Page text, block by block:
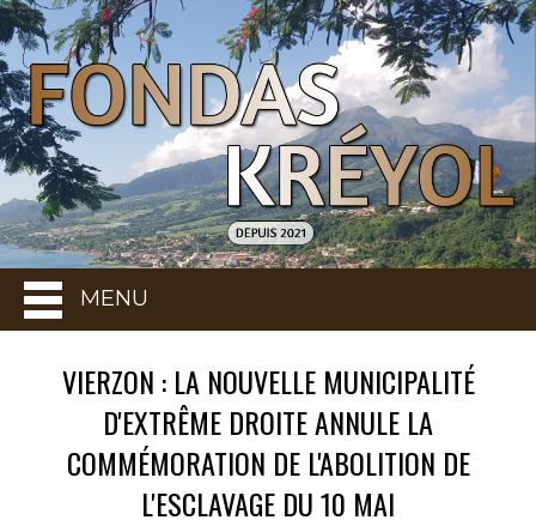
MENU
VIERZON : LA NOUVELLE MUNICIPALITÉ
D'EXTRÊME DROITE ANNULE LA
COMMÉMORATION DE L'ABOLITION DE
L'ESCLAVAGE DU 10 MAI